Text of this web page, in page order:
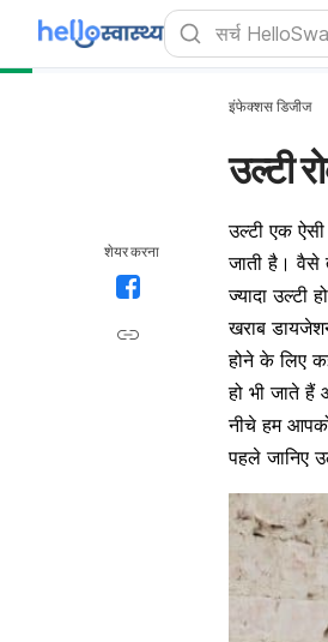
शेयर करना
इंफेक्शस डिजीज
उल्टी
उल्टी एक
जाती है। वैसे
ज्यादा
खराब
होने के लिए
हो भी जाते
नीचे हम
पहले जानिए